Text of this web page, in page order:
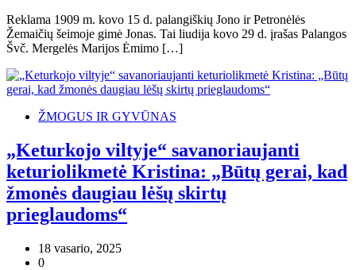
Reklama 1909 m. kovo 15 d. palangiškių Jono ir Petronėlės
Žemaičių šeimoje gimė Jonas. Tai liudija kovo 29 d. įrašas Palangos
Švč. Mergelės Marijos Ėmimo […]
ŽMOGUS IR GYVŪNAS
„Keturkojo viltyje“ savanoriaujanti
keturiolikmetė Kristina: „Būtų gerai, kad
žmonės daugiau lėšų skirtų
prieglaudoms“
18 vasario, 2025
0